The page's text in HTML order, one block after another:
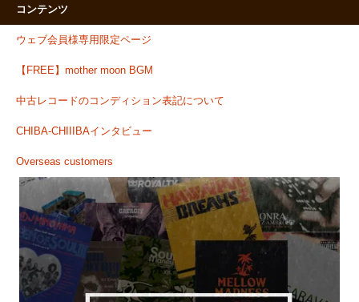
コンテンツ
ウェブ会員様専用限定ページ
【FREE】mother moon BGM
中古レコードのコンディション表記について
CHIBA-CHIIIBAインタビュー
Overseas customers